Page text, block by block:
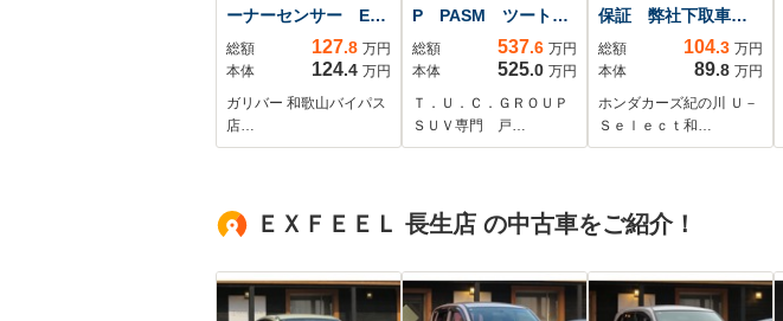
ーナーセンサー E-
pedal 衝突軽減 ふ
らき警報 先行車発
進お知ら ドラレ
コ ステアリングス
イッチ ビルトイン
ッドライトレベ
総額 127.8 万円
本体
124.4 万円
ガリバー 和歌山バイパス
店…
P PASM ツートン
レザーインテリア(赤/
黒) PCMナビ
Carplay アクティブ
クルコン スポーツ
エグゾースト LED
ライブ 2年保証
総額 537.6 万円
本体
525.0 万円
Ｔ．Ｕ．Ｃ．ＧＲＯＵＰ
ＳＵＶ専門 戸…
保証 弊社下取車 7
インチナビTV ドラ
レコ ETC サイド
エアバッグ オート
エアコン スマート
キー LEDヘッドラ
総額 104.3 万円
本体
89.8 万円
ホンダカーズ紀の川 Ｕ－
Ｓｅｌｅｃｔ和…
ＥＸＦＥＥＬ 長生店 の中古車をご紹介！